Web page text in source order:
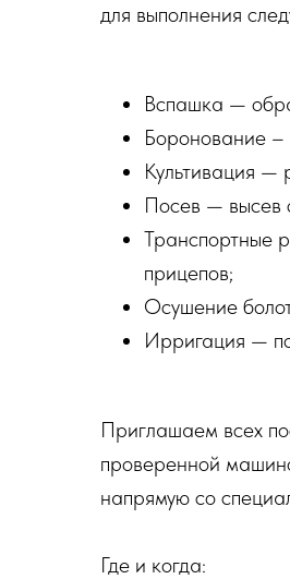
для выполнения
Вспашка —
Боронование –
Культивация —
Посев — высев
Транспортные
прицепов;
Осушение
Ирригация —
Приглашаем всех
проверенной
напрямую со
Где и когда: